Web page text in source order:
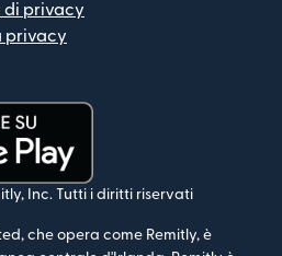
di privacy
privacy
Inc. Tutti i diritti riservati
che opera come Remitly, è